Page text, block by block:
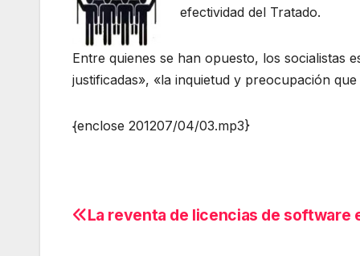
efectividad del Tratado.
Entre quienes se han opuesto, los socialistas
justificadas», «la inquietud y preocupación
{enclose 201207/04/03.mp3}
Navegación
La reventa de licencias de software